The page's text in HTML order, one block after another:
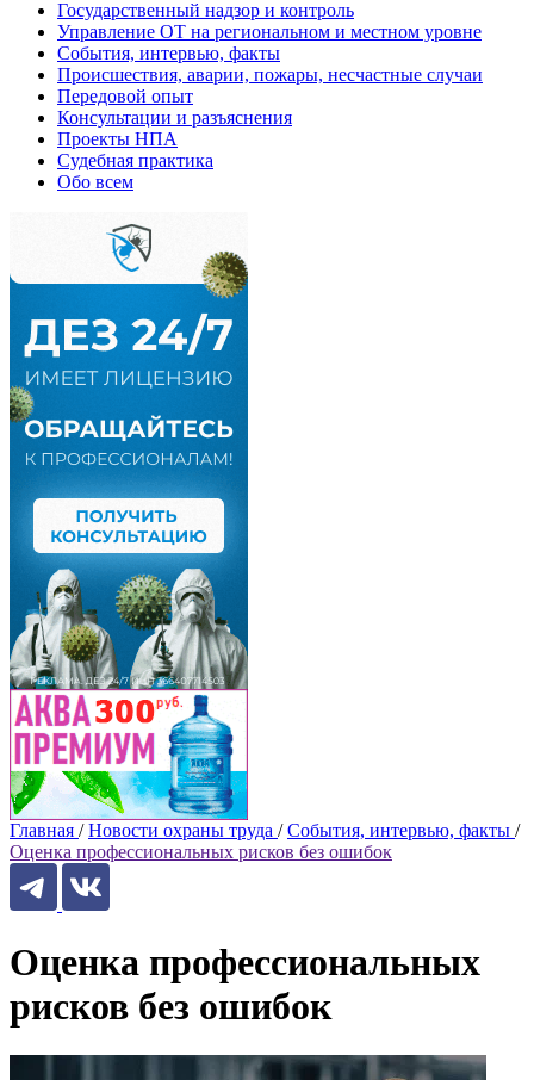
Государственный надзор и контроль
Управление ОТ на региональном и местном уровне
События, интервью, факты
Происшествия, аварии, пожары, несчастные случаи
Передовой опыт
Консультации и разъяснения
Проекты НПА
Судебная практика
Обо всем
Главная / Новости охраны труда / События, интервью, факты /
Оценка профессиональных рисков без ошибок
Оценка профессиональных
рисков без ошибок